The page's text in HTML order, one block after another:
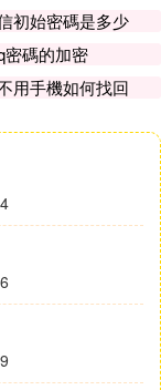
初始密碼是多少
密碼的加密
用手機如何找回